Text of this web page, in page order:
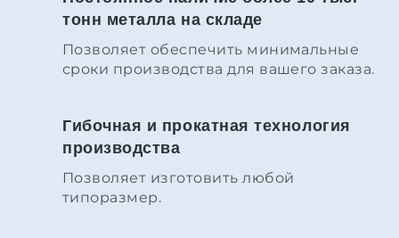
тонн металла на складе
Позволяет обеспечить минимальные
сроки производства для вашего заказа.
Гибочная и прокатная технология
производства
Позволяет изготовить любой
типоразмер.